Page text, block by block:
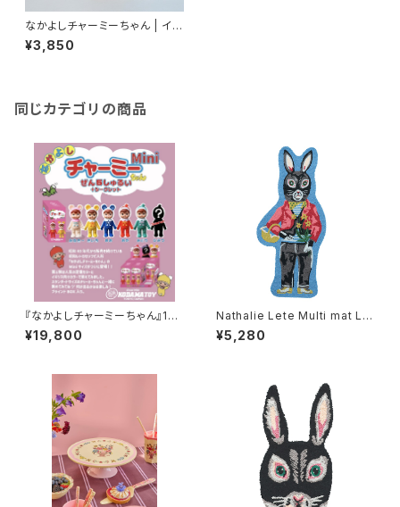
なかよしチャーミーちゃん | イエ
ロー | くま耳
¥3,850
同じカテゴリの商品
『なかよしチャーミーちゃん』15c
mのMiniブラインドBOX ６個
入りセット
¥19,800
Nathalie Lete Multi mat L R
EGLISSE
¥5,280